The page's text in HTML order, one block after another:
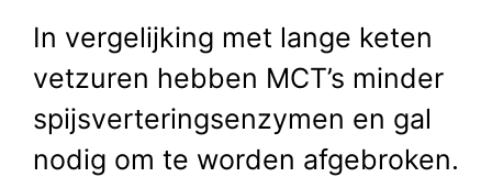
In vergelijking met lange keten
vetzuren hebben MCT’s minder
spijsverteringsenzymen en gal
nodig om te worden afgebroken.